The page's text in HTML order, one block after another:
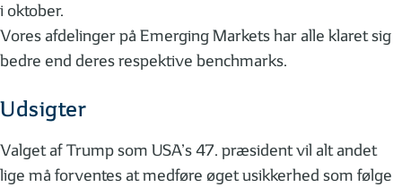
i oktober.
Vores afdelinger på Emerging Markets har alle klaret sig
bedre end deres respektive benchmarks.
Udsigter
Valget af Trump som USA’s 47. præsident vil alt andet
lige må forventes at medføre øget usikkerhed som følge